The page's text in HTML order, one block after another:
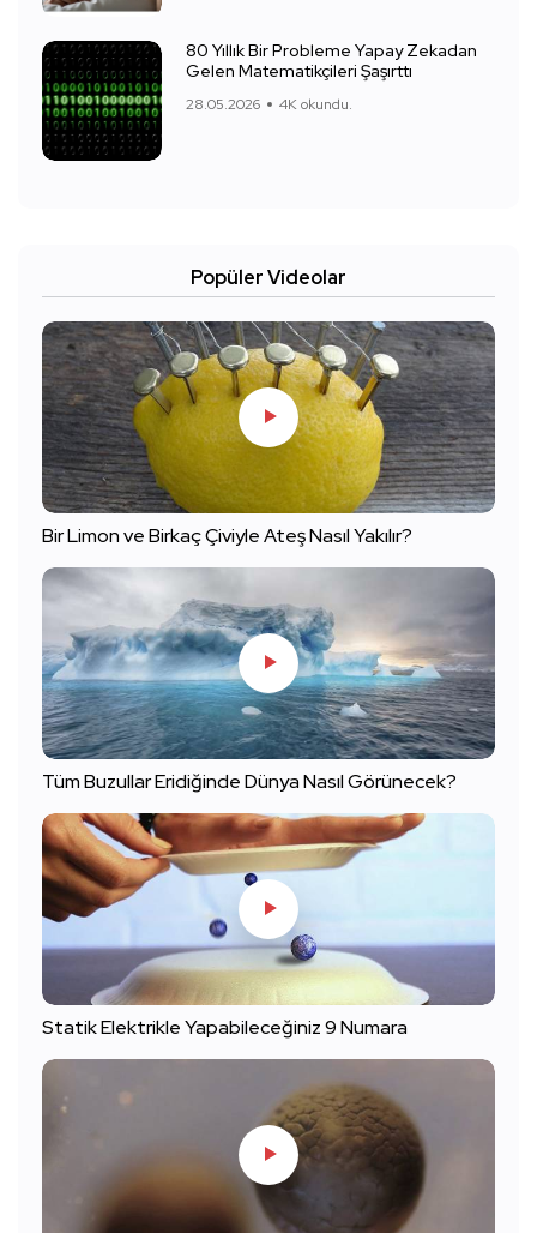
80 Yıllık Bir Probleme Yapay Zekadan
Gelen Matematikçileri Şaşırttı
28.05.2026 4K okundu.
Popüler Videolar
Bir Limon ve Birkaç Çiviyle Ateş Nasıl Yakılır?
Tüm Buzullar Eridiğinde Dünya Nasıl Görünecek?
Statik Elektrikle Yapabileceğiniz 9 Numara